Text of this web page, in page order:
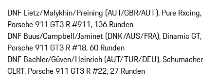
DNF Lietz/Malykhin/Preining (AUT/GBR/AUT), Pure Rxcing,
Porsche 911 GT3 R #911, 136 Runden
DNF Buus/Campbell/Jaminet (DNK/AUS/FRA), Dinamic GT,
Porsche 911 GT3 R #18, 60 Runden
DNF Bachler/Güven/Heinrich (AUT/TUR/DEU), Schumacher
CLRT, Porsche 911 GT3 R #22, 27 Runden